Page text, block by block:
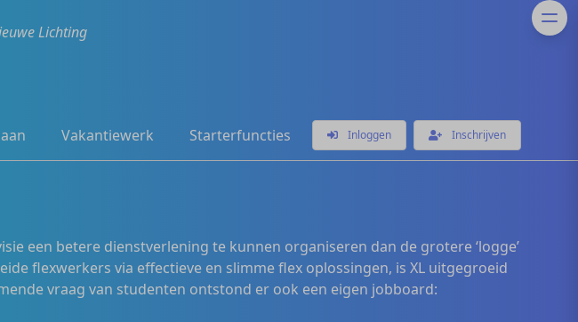
Lichting
Vakantiewerk Starterfuncties Inloggen Inschrijven
een betere dienstverlening te kunnen organiseren dan de grotere ‘logge’
flexwerkers via effectieve en slimme flex oplossingen, is XL uitgegroeid
vraag van studenten ontstond er ook een eigen jobboard: